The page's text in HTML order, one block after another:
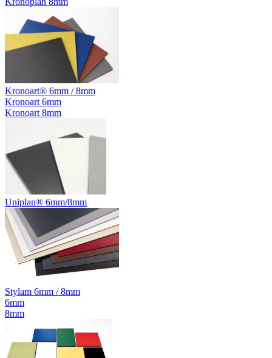
Kronoart® 6mm / 8mm
Kronoart 6mm
Kronoart 8mm
Uniplan® 6mm/8mm
Stylam 6mm / 8mm
6mm
8mm